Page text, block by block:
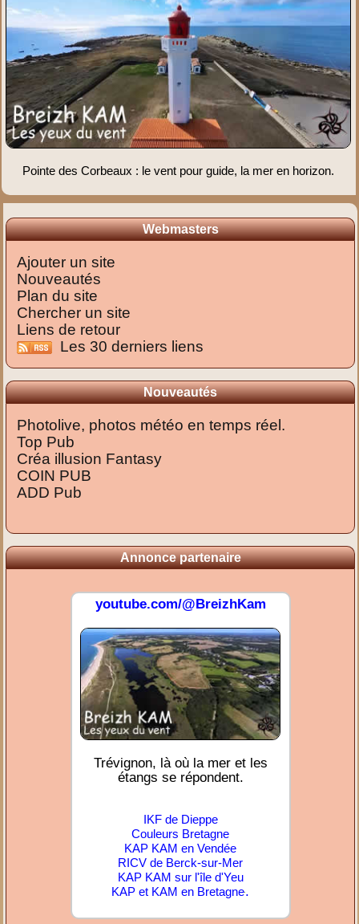
Pointe des Corbeaux : le vent pour guide, la mer en horizon.
Webmasters
Ajouter un site
Nouveautés
Plan du site
Chercher un site
Liens de retour
Les 30 derniers liens
Nouveautés
Photolive, photos météo en temps réel.
Top Pub
Créa illusion Fantasy
COIN PUB
ADD Pub
Annonce partenaire
youtube.com/@BreizhKam
Trévignon, là où la mer et les
étangs se répondent.
IKF de Dieppe
Couleurs Bretagne
KAP KAM en Vendée
RICV de Berck-sur-Mer
KAP KAM sur l'île d'Yeu
KAP et KAM en Bretagne.